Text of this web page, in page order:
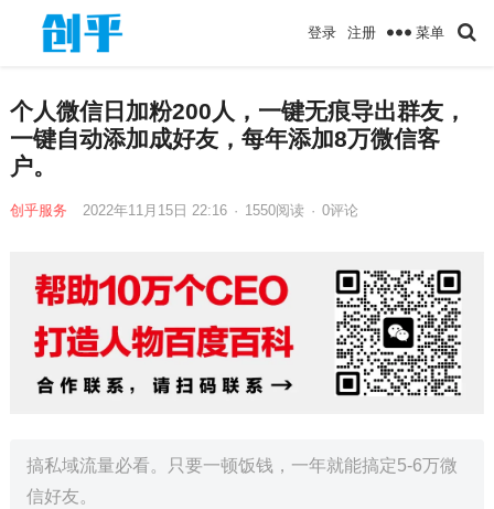
登录 注册 菜单
个人微信日加粉200人，一键无痕导出群友，
一键自动添加成好友，每年添加8万微信客
户。
创乎服务 2022年11月15日 22:16 · 1550阅读 · 0评论
搞私域流量必看。只要一顿饭钱，一年就能搞定5-6万微
信好友。